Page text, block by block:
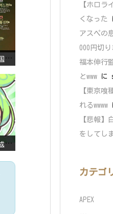
【
朗報】美樹さやか、愛国に目覚める
【
高市悲報】日本政府の成長戦略に「暗号資産」が消えるいったいなぜ…？
【ホロラ
くなった
アスペの
000円切り
福本伸行
とwww に
【東京喰
れるwwww
【悲報】
をしてし
カテゴ
APEX